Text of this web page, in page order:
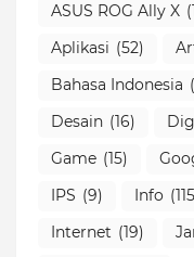
ASUS ROG Ally X
Aplikasi (52)
Bahasa Indonesia
Desain (16)
Game (15)
IPS (9) Info
Internet (19)